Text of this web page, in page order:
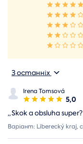
З останніх
Irena Tomsová
5,0
„Skok a obsluha super?
Варіант: Liberecký kraj,